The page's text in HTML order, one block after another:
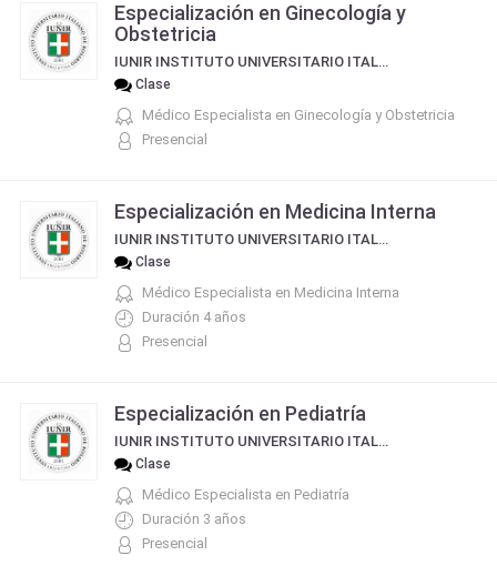
Especialización en Ginecología y
Obstetricia
IUNIR INSTITUTO UNIVERSITARIO ITALIANO DE ROSARIO
Clase
Médico Especialista en Ginecología y Obstetricia
Presencial
Especialización en Medicina Interna
IUNIR INSTITUTO UNIVERSITARIO ITALIANO DE ROSARIO
Clase
Médico Especialista en Medicina Interna
Duración 4 años
Presencial
Especialización en Pediatría
IUNIR INSTITUTO UNIVERSITARIO ITALIANO DE ROSARIO
Clase
Médico Especialista en Pediatría
Duración 3 años
Presencial